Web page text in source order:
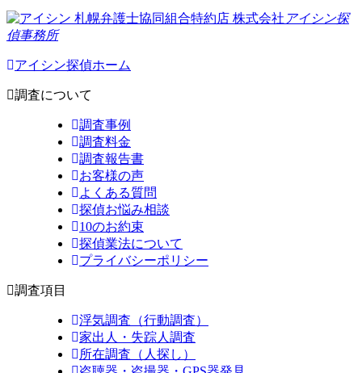
札幌弁護士協同組合特約店 株式会社 アイシン探
偵事務所
アイシン探偵ホーム
調査について
調査事例
調査料金
調査報告書
お客様の声
よくある質問
探偵お悩み相談
10のお約束
探偵業法について
プライバシーポリシー
調査項目
浮気調査（行動調査）
家出人・失踪人調査
所在調査（人探し）